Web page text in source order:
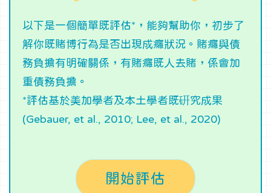
以下是一個簡單既評估*，能夠幫助你，初步了
解你既賭博行為是否出現成癮狀況。賭癮與債
務負擔有明確關係，有賭癮既人去賭，係會加
重債務負擔。
*評估基於美加學者及本土學者既硏究成果
(Gebauer, et al., 2010; Lee, et al., 2020)
開始評估